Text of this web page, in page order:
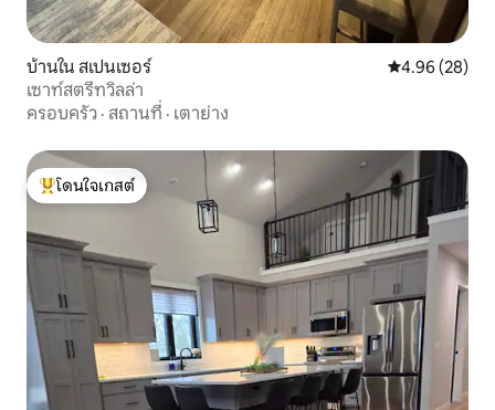
บ้านใน สเปนเซอร์ คะแนนเฉลี่ย
4.96 (28)
เซาท์สตรีทวิลล่า
ครอบครัว · สถานที่ · เตาย่าง
โดนใจเกสต์ที่สุด
โดนใจเกสต์